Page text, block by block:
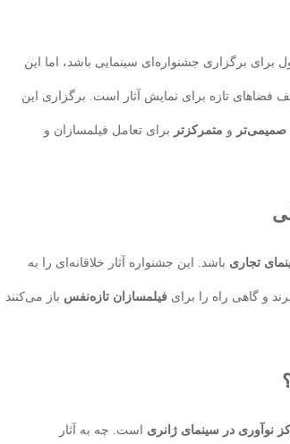
برای برگزاری جشنواره‌ای سینمایی باشد، اما این
فضاهای تازه برای نمایش آثار است. برگزاری این
صمیمی‌تر و متمرکزتر برای تعامل فیلمسازان و
تجاری باشد. این جشنواره آثار خلاقانه‌ای را به
و گاهی راه را برای فیلمسازان تازه‌نفس باز می‌کنند
نوآوری در سینمای ژانری است. چه به آثار